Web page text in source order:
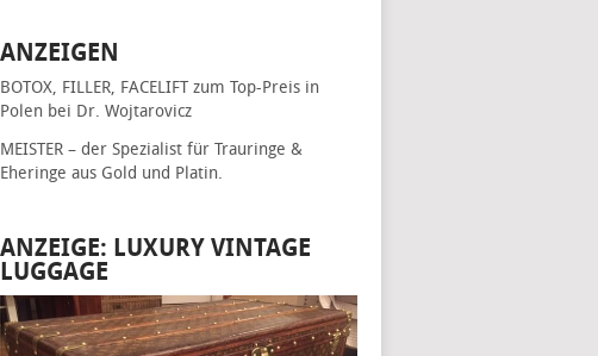
ANZEIGEN
BOTOX, FILLER, FACELIFT zum Top-Preis in
Polen bei Dr. Wojtarovicz
MEISTER – der Spezialist für Trauringe &
Eheringe aus Gold und Platin.
ANZEIGE: LUXURY VINTAGE
LUGGAGE